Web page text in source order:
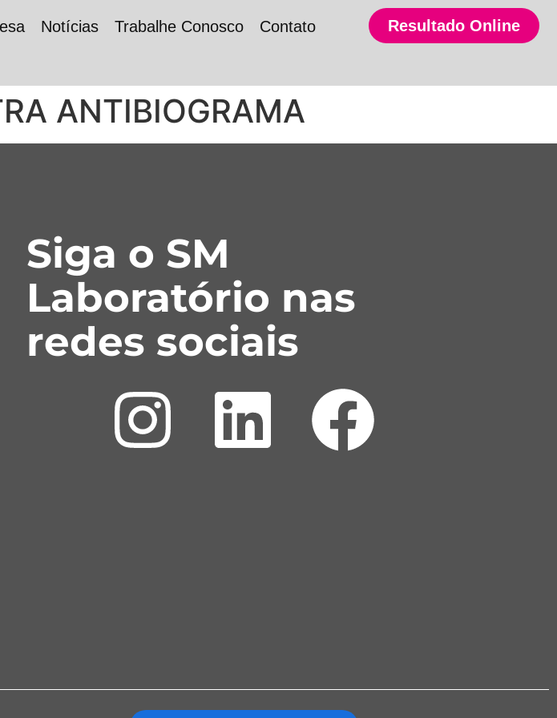
Notícias Trabalhe Conosco Contato Resultado Online
ANTIBIOGRAMA
Siga o SM
Laboratório nas
redes sociais